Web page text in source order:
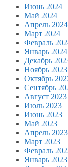
Июнь 2024
Май 2024
Апрель 2024
Март 2024
Февраль
Январь 2024
Декабрь
Ноябрь 2023
Октябрь
Сентябрь
Август 2023
Июль 2023
Июнь 2023
Май 2023
Апрель 2023
Март 2023
Февраль
Январь 2023